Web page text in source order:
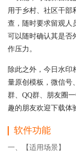
用于乡村、社区干部
查，随时要求留观人
可以随时确认其是否
作压力。
除此之外，今日水印
量原创模板，微信号
群、QQ群、朋友圈
趣的朋友欢迎下载体
软件功能
一、【适用场景】